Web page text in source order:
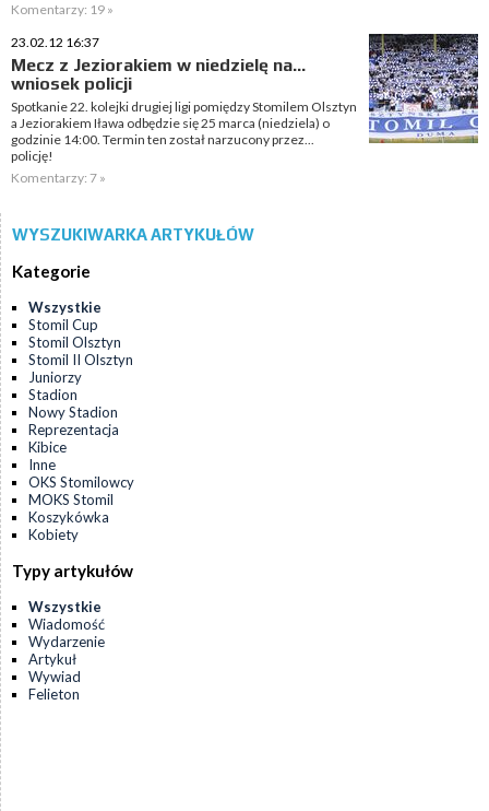
Komentarzy: 19 »
23.02.12 16:37
Mecz z Jeziorakiem w niedzielę na...
wniosek policji
Spotkanie 22. kolejki drugiej ligi pomiędzy Stomilem Olsztyn
a Jeziorakiem Iława odbędzie się 25 marca (niedziela) o
godzinie 14:00. Termin ten został narzucony przez...
policję!
Komentarzy: 7 »
WYSZUKIWARKA ARTYKUŁÓW
Kategorie
Wszystkie
Stomil Cup
Stomil Olsztyn
Stomil II Olsztyn
Juniorzy
Stadion
Nowy Stadion
Reprezentacja
Kibice
Inne
OKS Stomilowcy
MOKS Stomil
Koszykówka
Kobiety
Typy artykułów
Wszystkie
Wiadomość
Wydarzenie
Artykuł
Wywiad
Felieton